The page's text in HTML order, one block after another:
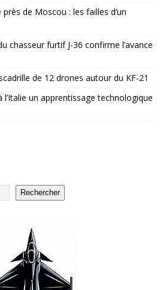
près de Moscou : les failles d’un
chasseur furtif J-36 confirme l’avance
de 12 drones autour du KF-21
un apprentissage technologique
Rechercher